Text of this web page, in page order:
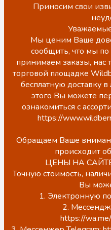
Приносим свои
Мы ценим Ваше
сообщить, что мы
принимаем заказы, нас
торговой площадке
бесплатную доставку
этого Вы можете
ознакомиться с
https://
Обращаем Ваше
происходит
ЦЕНЫ НА
Точную стоимость,
Вы
1. Электронную
2.
https://